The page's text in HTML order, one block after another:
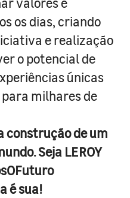
os dias, criando
e realização
o potencial de
únicas
milhares de
construção de um
Seja LEROY
é sua!